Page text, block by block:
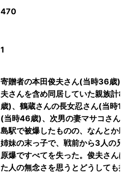
470
1
寄贈者の本田俊夫さん(当時36歳)
夫さんを含め同居していた親族計
歳)、鶴蔵さんの長女忍さん(当時
(当時46歳)、次男の妻マサコさん
島駅で被爆したものの、なんとか
姉妹の末っ子で、戦前から3人の
原爆ですべてを失った。俊夫さん
た人の無念さを思うとどうしても